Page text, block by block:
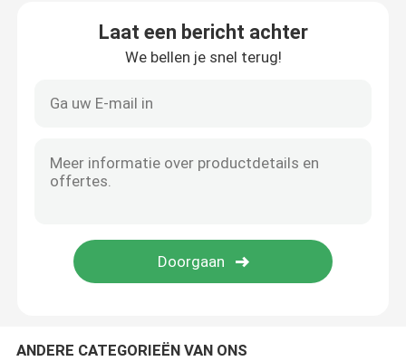
Laat een bericht achter
We bellen je snel terug!
ANDERE CATEGORIEËN VAN ONS